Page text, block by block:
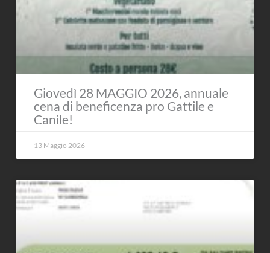
Giovedì 28 MAGGIO 2026, annuale
cena di beneficenza pro Gattile e
Canile!
13 Maggio 2026